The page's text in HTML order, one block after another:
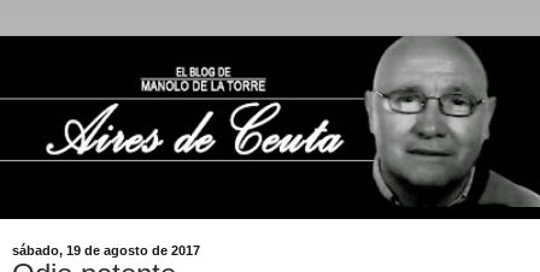
sábado, 19 de agosto de 2017